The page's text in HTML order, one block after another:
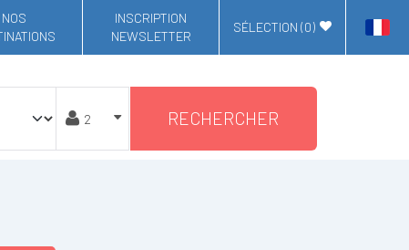
NOS
INSCRIPTION
NEWSLETTER
SÉLECTION (0)
RECHERCHER